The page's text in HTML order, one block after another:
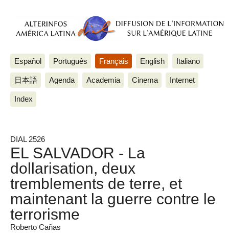
Español Português Français English Italiano
日本語 Agenda Academia Cinema Internet
Index
DIAL 2526
EL SALVADOR - La
dollarisation, deux
tremblements de terre, et
maintenant la guerre contre le
terrorisme
Roberto Cañas